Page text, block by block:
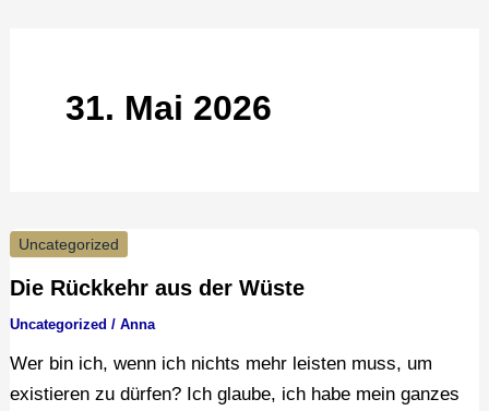
31. Mai 2026
Uncategorized
Die Rückkehr aus der Wüste
Uncategorized /Anna
Wer bin ich, wenn ich nichts mehr leisten muss, um
existieren zu dürfen? Ich glaube, ich habe mein ganzes
Die
der
Wüste